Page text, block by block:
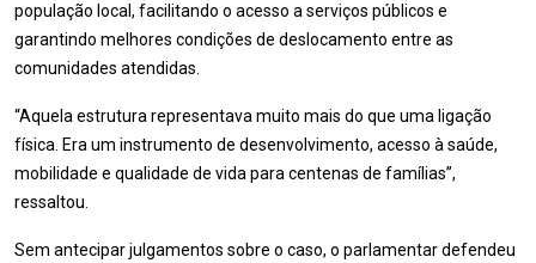
população local, facilitando o acesso a serviços públicos e
garantindo melhores condições de deslocamento entre as
comunidades atendidas.
“Aquela estrutura representava muito mais do que uma ligação
física. Era um instrumento de desenvolvimento, acesso à saúde,
mobilidade e qualidade de vida para centenas de famílias”,
ressaltou.
Sem antecipar julgamentos sobre o caso, o parlamentar defendeu